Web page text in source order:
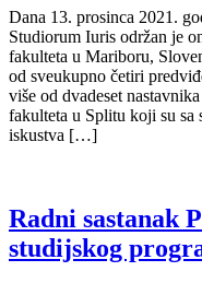
Dana 13. prosinca 2021.
Studiorum Iuris održan je
fakulteta u Mariboru,
od sveukupno četiri
više od dvadeset
fakulteta u Splitu koji su sa
iskustva […]
Radni sastanak
studijskog